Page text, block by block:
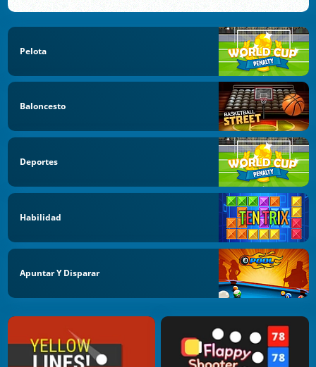
Pelota
Baloncesto
Deportes
Habilidad
Apuntar Y Disparar